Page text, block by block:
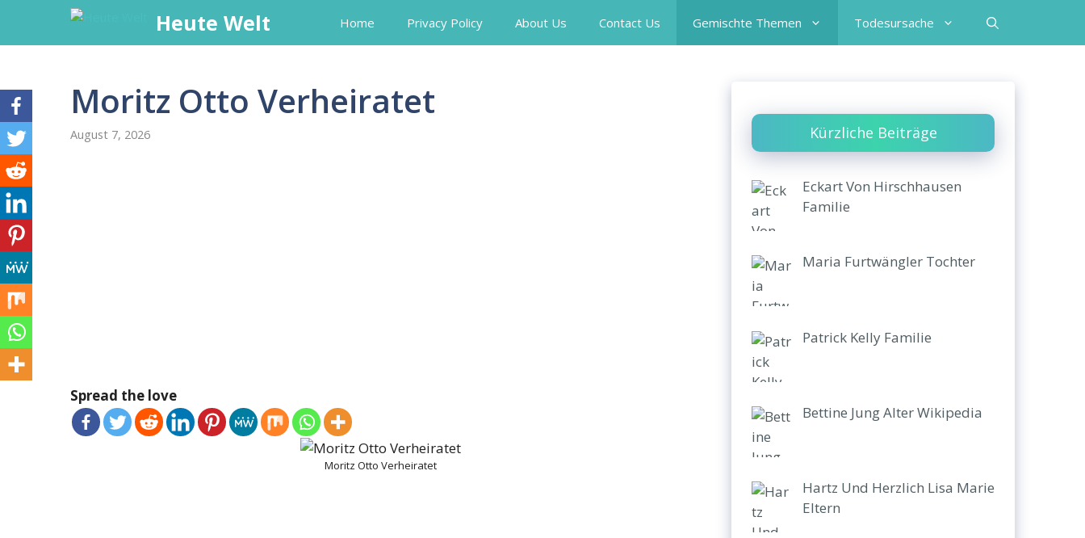
content
Heute Welt Home Privacy Policy About Us Contact Us Gemischte Themen Todesursache
Moritz Otto Verheiratet
August 7, 2026
Spread the love
Moritz Otto Verheiratet
Kürzliche Beiträge
Eckart Von Hirschhausen
Familie
Maria Furtwängler Tochter
Patrick Kelly Familie
Bettine Jung Alter Wikipedia
Hartz Und Herzlich Lisa Marie
Eltern